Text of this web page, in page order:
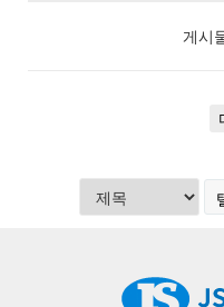
게시